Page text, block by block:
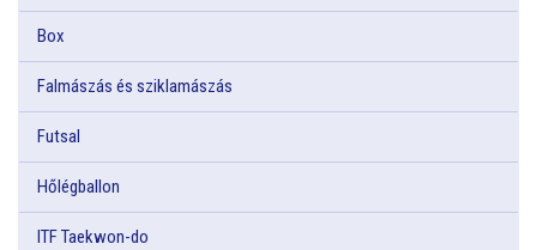
Box
Falmászás és sziklamászás
Futsal
Hőlégballon
ITF Taekwon-do